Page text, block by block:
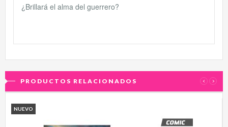
¿Brillará el alma del guerrero?
PRODUCTOS RELACIONADOS ‹ ›
NUEVO